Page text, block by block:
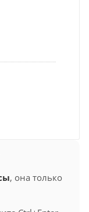
, она только